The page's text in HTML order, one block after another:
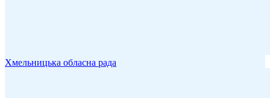
Хмельницька обласна рада